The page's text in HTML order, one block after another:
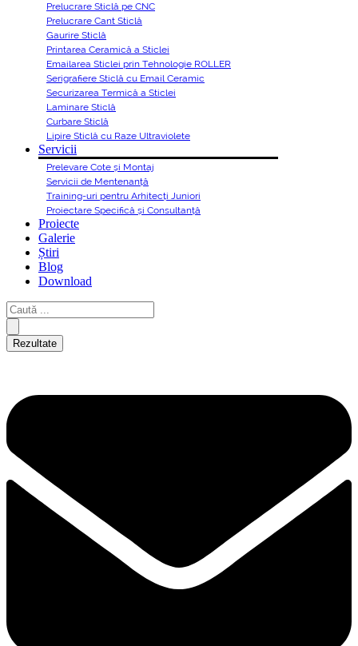
Prelucrare Sticlă pe CNC
Prelucrare Cant Sticlă
Gaurire Sticlă
Printarea Ceramică a Sticlei
Emailarea Sticlei prin Tehnologie ROLLER
Serigrafiere Sticlă cu Email Ceramic
Securizarea Termică a Sticlei
Laminare Sticlă
Curbare Sticlă
Lipire Sticlă cu Raze Ultraviolete
Servicii
Prelevare Cote și Montaj
Servicii de Mentenanță
Training-uri pentru Arhitecți Juniori
Proiectare Specifică și Consultanță
Proiecte
Galerie
Știri
Blog
Download
Rezultate